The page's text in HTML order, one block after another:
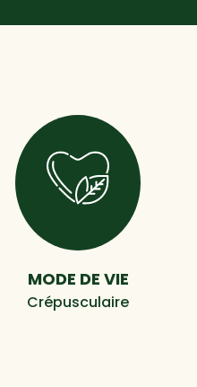
MODE DE VIE
Crépusculaire